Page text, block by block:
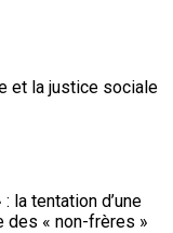
et la justice sociale
la tentation d’une
des « non-frères »